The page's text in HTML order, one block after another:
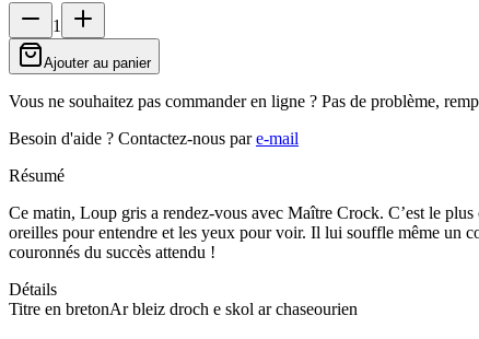
1
Ajouter au panier
Vous ne souhaitez pas commander en ligne ? Pas de problème,
Besoin d'aide ? Contactez-nous pare-mail
Résumé
Ce matin, Loup gris a rendez-vous avec Maître Crock. C’est le
oreilles pour entendre et les yeux pour voir. Il lui souffle même un
couronnés du succès attendu !
Détails
Titre en bretonAr bleiz droch e skol ar chaseourien